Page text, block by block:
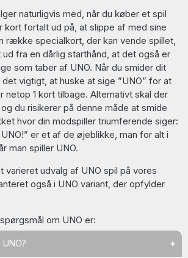
naturligvis med, når du køber et spil
kort fortalt ud på, at slippe af med sine
række specialkort, der kan vende spillet,
fra en dårlig starthånd, at det også er
som taber af UNO. Når du smider dit
vigtigt, at huske at sige ”UNO” for at
netop 1 kort tilbage. Alternativt skal der
du risikerer på denne måde at smide
hvor din modspiller triumferende siger:
er et af de øjeblikke, man for alt i
man spiller UNO.
varieret udvalg af UNO spil på vores
også i UNO variant, der opfylder
om UNO er: